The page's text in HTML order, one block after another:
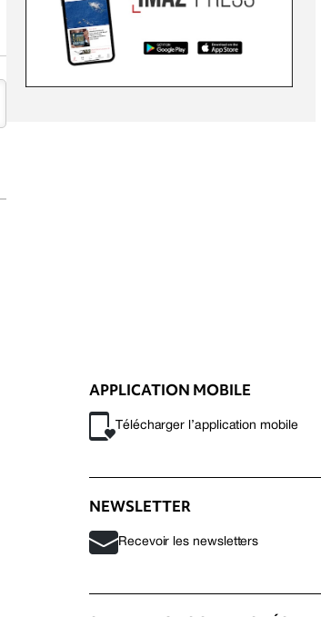
APPLICATION MOBILE
Télécharger l’application mobile
NEWSLETTER
Recevoir les newsletters